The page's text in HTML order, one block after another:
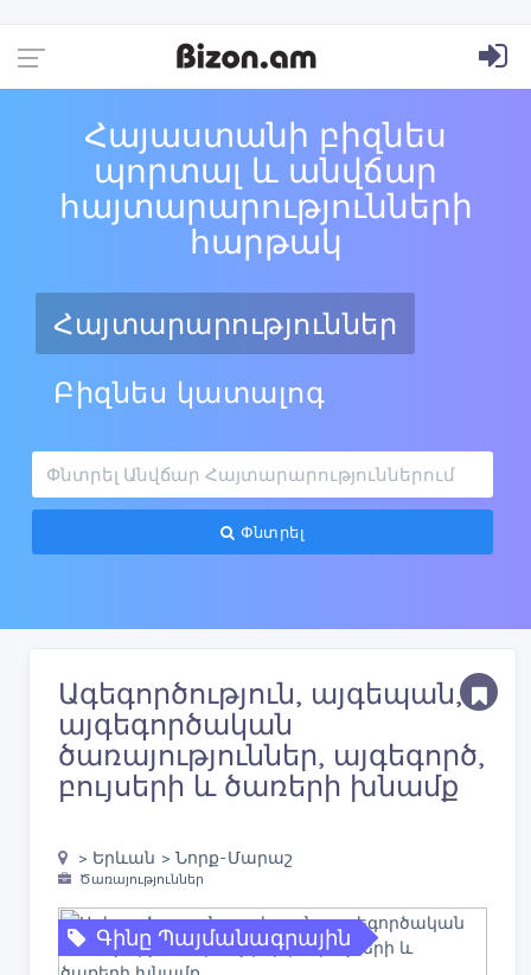
Հայաստանի բիզնես
պորտալ և անվճար
հայտարարությունների
հարթակ
Հայտարարություններ
Բիզնես կատալոգ
Փնտրել
Ագեգործություն, այգեպան,
այգեգործական
ծառայություններ, այգեգործ,
բույսերի և ծառերի խնամք
> Երևան > Նորք-Մարաշ
Ծառայություններ
Գինը Պայմանագրային